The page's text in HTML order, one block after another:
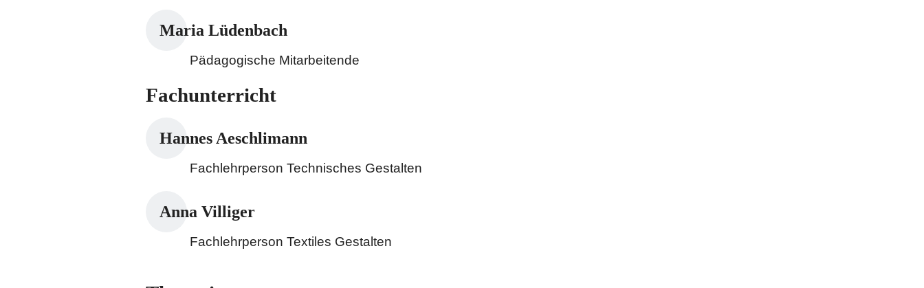
Maria Lüdenbach
Pädagogische Mitarbeitende
Fachunterricht
Hannes Aeschlimann
Fachlehrperson Technisches Gestalten
Anna Villiger
Fachlehrperson Textiles Gestalten